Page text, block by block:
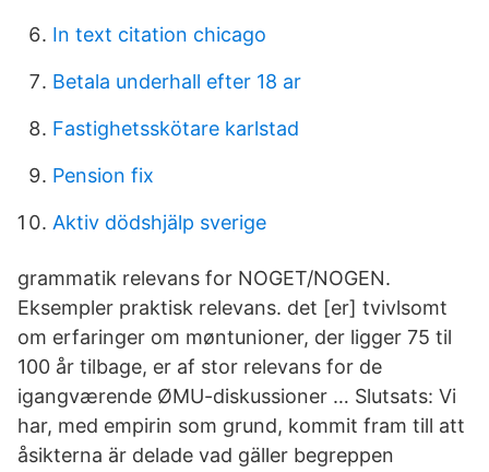
In text citation chicago
Betala underhall efter 18 ar
Fastighetsskötare karlstad
Pension fix
Aktiv dödshjälp sverige
grammatik relevans for NOGET/NOGEN.
Eksempler praktisk relevans. det [er] tvivlsomt
om erfaringer om møntunioner, der ligger 75 til
100 år tilbage, er af stor relevans for de
igangværende ØMU-diskussioner … Slutsats: Vi
har, med empirin som grund, kommit fram till att
åsikterna är delade vad gäller begreppen